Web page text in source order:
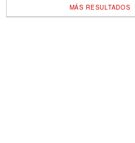
MÁS RESULTADOS